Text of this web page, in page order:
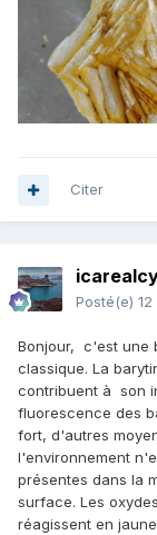
Citer
Posté(e)
Bonjour, c'est une
classique. La
contribuent à son
fluorescence des
fort, d'autres
l'environnement
présentes dans la
surface. Les
réagissent en